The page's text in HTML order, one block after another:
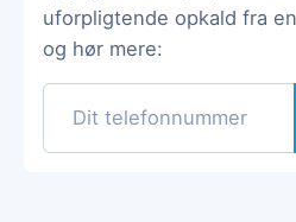
uforpligtende opkald fra
og hør mere: